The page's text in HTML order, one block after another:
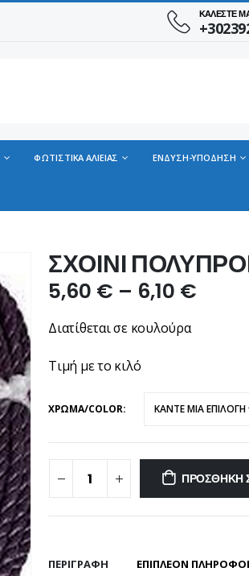
ΚΑΛΕΣΤΕ
ΦΩΤΙΣΤΙΚΑ ΑΛΙΕΙΑΣ ΕΝΔΥΣΗ-ΥΠΟΔΗΣΗ
ΣΧΟΙΝΙ
5,60 € – 6,10 €
Διατίθεται σε κουλούρα
Τιμή με το κιλό
ΧΡΩΜΑ/COLOR
ΠΡΟΣΘΉΚΗ
ΠΕΡΙΓΡΑΦΉ ΕΠΙΠΛΈΟΝ